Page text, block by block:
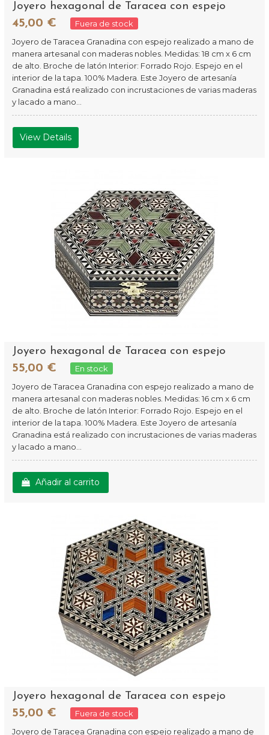
Joyero hexagonal de Taracea con espejo
45,00 €
Fuera de stock
Joyero de Taracea Granadina con espejo realizado a mano de
manera artesanal con maderas nobles. Medidas: 18 cm x 6 cm
de alto. Broche de latón Interior: Forrado Rojo. Espejo en el
interior de la tapa. 100% Madera. Este Joyero de artesanía
Granadina está realizado con incrustaciones de varias maderas
y lacado a mano...
View Details
Joyero hexagonal de Taracea con espejo
55,00 €
En stock
Joyero de Taracea Granadina con espejo realizado a mano de
manera artesanal con maderas nobles. Medidas: 16 cm x 6 cm
de alto. Broche de latón Interior: Forrado Rojo. Espejo en el
interior de la tapa. 100% Madera. Este Joyero de artesanía
Granadina está realizado con incrustaciones de varias maderas
y lacado a mano...
Añadir al carrito
Joyero hexagonal de Taracea con espejo
55,00 €
Fuera de stock
Joyero de Taracea Granadina con espejo realizado a mano de